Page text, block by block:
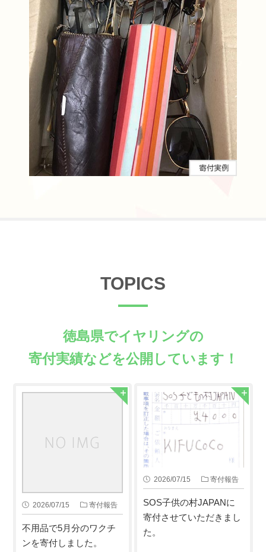
TOPICS
徳島県でイヤリングの
寄付実績などを公開しています！
2026/07/15 寄付報告
不用品で5月分のワクチ
ンを寄付しました。
2026/07/15 寄付報告
SOS子供の村JAPANに
寄付させていただきまし
た。